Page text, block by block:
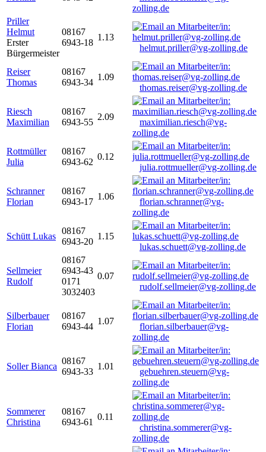
zolling.de
Priller
Helmut
Erster
Bürgermeister
08167
6943-18
1.13
helmut.priller@vg-zolling.de
Reiser
Thomas
08167
6943-34
1.09
thomas.reiser@vg-zolling.de
Riesch
Maximilian
08167
6943-55
2.09
maximilian.riesch@vg-
zolling.de
Rottmüller
Julia
08167
6943-62
0.12
julia.rottmueller@vg-zolling.de
Schranner
Florian
08167
6943-17
1.06
florian.schranner@vg-
zolling.de
Schütt Lukas
08167
6943-20
1.15
lukas.schuett@vg-zolling.de
Sellmeier
Rudolf
08167
6943-43
0171
3032403
0.07
rudolf.sellmeier@vg-zolling.de
Silberbauer
Florian
08167
6943-44
1.07
florian.silberbauer@vg-
zolling.de
Soller Bianca
08167
6943-33
1.01
gebuehren.steuern@vg-
zolling.de
Sommerer
Christina
08167
6943-61
0.11
christina.sommerer@vg-
zolling.de